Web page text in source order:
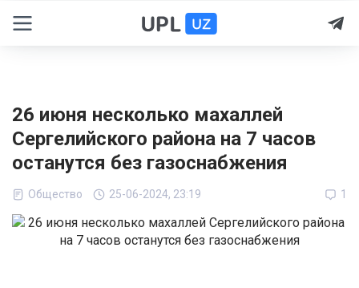
26 июня несколько махаллей
Сергелийского района на 7 часов
останутся без газоснабжения
Общество 25-06-2024, 23:19 1